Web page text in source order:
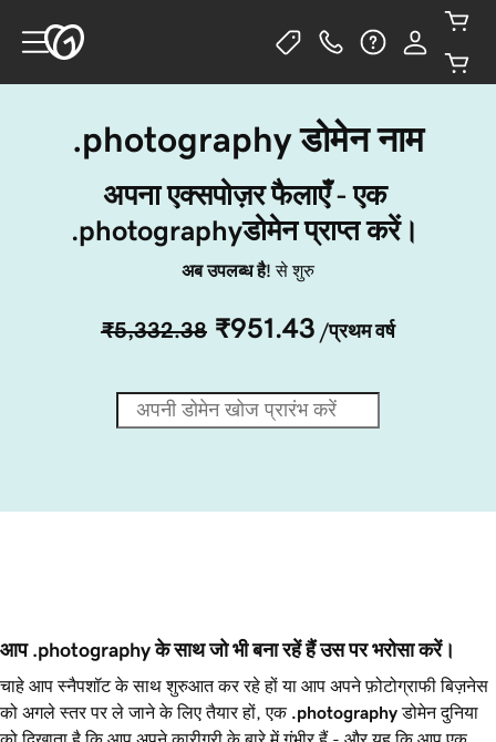
.photography डोमेन नाम
अपना एक्सपोज़र फैलाएँ - एक
.photographyडोमेन प्राप्त करें।
अब उपलब्ध है!से शुरु
₹5,332.38 ₹951.43 /प्रथम वर्ष
आप .photography के साथ जो भी बना रहें हैं उस पर भरोसा करें।
चाहे आप स्नैपशॉट के साथ शुरुआत कर रहे हों या आप अपने फ़ोटोग्राफी बिज़नेस
को अगले स्तर पर ले जाने के लिए तैयार हों, एक .photographyडोमेन दुनिया